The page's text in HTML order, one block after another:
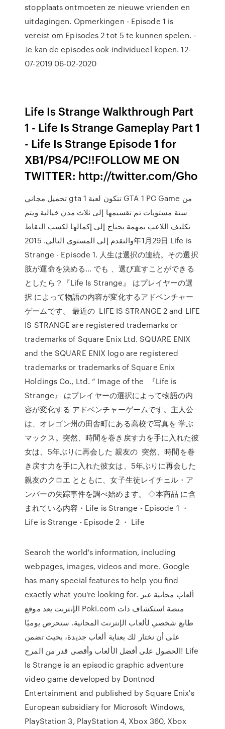
stopplaats ontmoeten ze nieuwe vrienden en
uitdagingen. Opmerkingen - Episode 1 is
vereist om Episodes 2 tot 5 te kunnen spelen. -
Je kan de episodes ook individueel kopen. 12-
07-2019 06-02-2020
Life Is Strange Walkthrough Part
1 - Life Is Strange Gameplay Part 1
- Life Is Strange Episode 1 for
XB1/PS4/PC!!FOLLOW ME ON
TWITTER: http://twitter.com/Gho
تحميل مجاني gta 1 تتكون لعبة GTA 1 PC Game من
ستة مستويات تم تقسيمها إلى ثلاث مدن خيالية ويتم
تكليف اللاعب بمهمة يحتاج إلى إكمالها لكسب النقاط
والتقدم إلى المستوى التالي. 2015年1月29日 Life is
Strange - Episode 1. 人生は選択の連続。その選択
肢が運命を決める… でも 、選び直すことができる
としたら？『Life Is Strange』 はプレイヤーの選
択 によって物語の内容が変化するアドベンチャー
ゲームです。 最近の LIFE IS STRANGE 2 and LIFE
IS STRANGE are registered trademarks or
trademarks of Square Enix Ltd. SQUARE ENIX
and the SQUARE ENIX logo are registered
trademarks or trademarks of Square Enix
Holdings Co., Ltd. “ Image of the 『Life is
Strange』 はプレイヤーの選択によって物語の内
容が変化する アドベンチャーゲームです。主人公
は、オレゴン州の田舎町にある高校で写真を 学ぶ
マックス。突然、時間を巻き戻す力を手に入れた彼
女は、5年ぶりに再会した 親友の 突然、時間を巻
き戻す力を手に入れた彼女は、5年ぶりに再会した
親友のクロエ とともに、女子生徒レイチェル・ア
ンバーの失踪事件を調べ始めます。 ◇本商品 に含
まれている内容・Life is Strange - Episode 1 ・
Life is Strange - Episode 2 ・ Life
Search the world's information, including
webpages, images, videos and more. Google
has many special features to help you find
exactly what you're looking for. ألعاب مجانية عبر
الإنترنت يعد موقع Poki.com منصة استكشاف ذات
طابع شخصي لألعاب الإنترنت المجانية. سنحرص يوميًا
على أن نختار لك بعناية ألعاب جديدة، بحيث تضمن
الحصول على أفضل الألعاب وأقصى قدر من المرح! Life
Is Strange is an episodic graphic adventure
video game developed by Dontnod
Entertainment and published by Square Enix's
European subsidiary for Microsoft Windows,
PlayStation 3, PlayStation 4, Xbox 360, Xbox